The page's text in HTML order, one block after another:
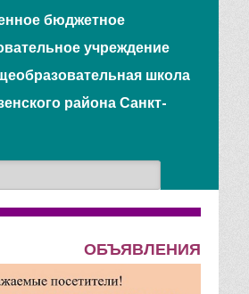
бюджетное
учреждение
школа
района Санкт-
ОБЪЯВЛЕНИЯ